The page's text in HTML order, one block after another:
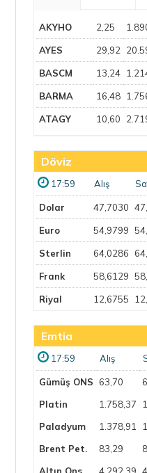
AKYHO 2,25
AYES 29,92
BASCM 13,24
BARMA 16,48
ATAGY 10,60
Döviz
17:59 Alış
Dolar 47,7030
Euro 54,9799
Sterlin 64,0286
Frank 58,6129
Riyal 12,6755
Emtia
17:59 Alış
Gümüş ONS 63,70
Platin
1.758,37
Paladyum
1.378,91
Brent Pet.
83,29
Altın Ons
4.292,39